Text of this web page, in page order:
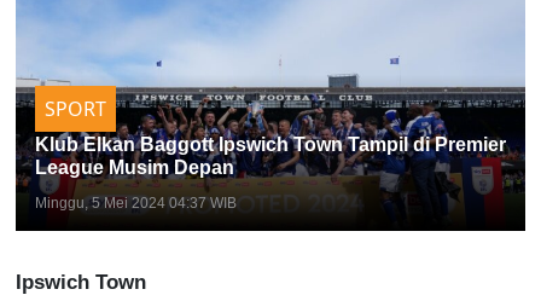
SPORT
Klub Elkan Baggott Ipswich Town Tampil di Premier
League Musim Depan
Minggu, 5 Mei 2024 04:37 WIB
Ipswich Town